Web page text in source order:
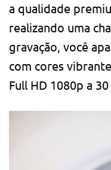
a qualidade
realizando uma
gravação, você
com cores
Full HD 1080p a